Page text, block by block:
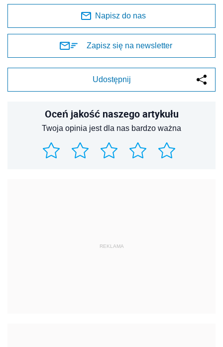
Napisz do nas
Zapisz się na newsletter
Udostępnij
Oceń jakość naszego artykułu
Twoja opinia jest dla nas bardzo ważna
REKLAMA